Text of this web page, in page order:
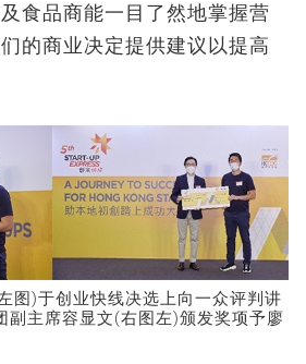
食品商能一目了然地掌握营
的商业决定提供建议以提高
图)于创业快线决选上向一众评判讲
副主席容显文(右图左)颁发奖项予廖